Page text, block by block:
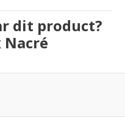
dit product?
Nacré